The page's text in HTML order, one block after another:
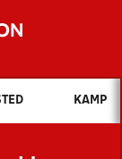
du søge efter?
NYHEDER
KAMP